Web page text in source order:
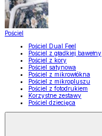
Pościel
Pościel Dual Feel
Pościel z gładkiej bawełny
Pościel z kory
Pościel satynowa
Pościel z mikrowłókna
Pościel z mikropluszu
Pościel z fotodrukiem
Korzystne zestawy
Pościel dziecięca